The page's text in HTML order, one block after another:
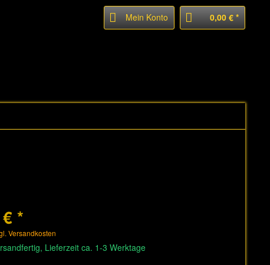
Mein Konto 0,00 € *
*
Versandkosten
Lieferzeit ca. 1-3 Werktage